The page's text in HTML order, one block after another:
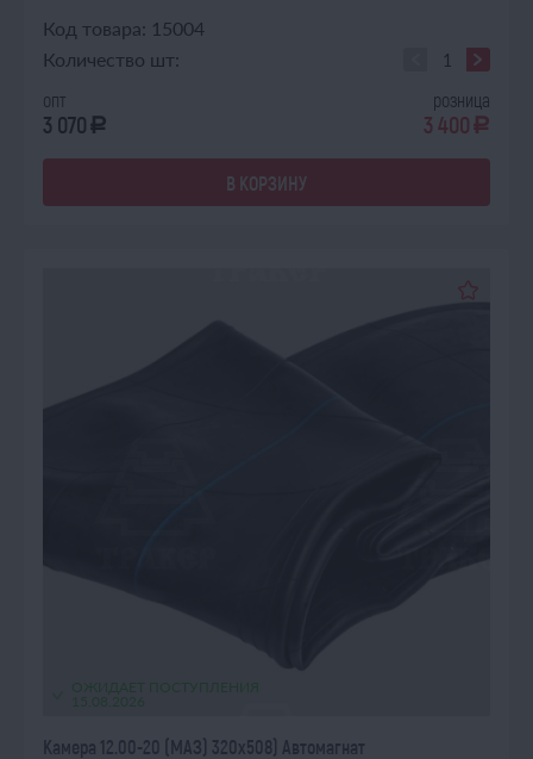
Код товара: 15004
Количество шт:
опт
3 070 a
розница
3 400 a
В КОРЗИНУ
ОЖИДАЕТ ПОСТУПЛЕНИЯ
15.08.2026
Камера 12.00-20 (МАЗ) 320х508) Автомагнат